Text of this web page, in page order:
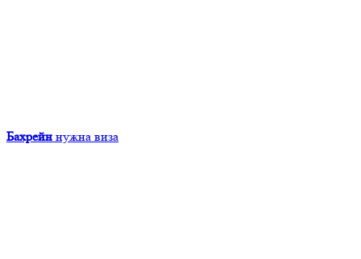
Бахрейн нужна виза